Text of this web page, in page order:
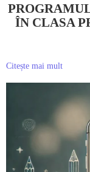
ÎN CLASA
Citește mai mult